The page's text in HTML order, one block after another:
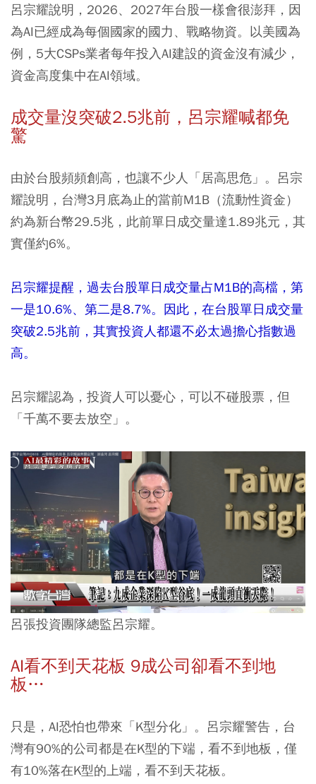
呂宗耀說明，2026、2027年台股一樣會很澎拜，因
為AI已經成為每個國家的國力、戰略物資。以美國為
例，5大CSPs業者每年投入AI建設的資金沒有減少，
資金高度集中在AI領域。
成交量沒突破2.5兆前，呂宗耀喊都免
驚
由於台股頻頻創高，也讓不少人「居高思危」。呂宗
耀說明，台灣3月底為止的當前M1B（流動性資金）
約為新台幣29.5兆，此前單日成交量達1.89兆元，其
實僅約6%。
呂宗耀提醒，過去台股單日成交量占M1B的高檔，第
一是10.6%、第二是8.7%。因此，在台股單日成交量
突破2.5兆前，其實投資人都還不必太過擔心指數過
高。
呂宗耀認為，投資人可以憂心，可以不碰股票，但
「千萬不要去放空」。
呂張投資團隊總監呂宗耀。
AI看不到天花板 9成公司卻看不到地
板…
只是，AI恐怕也帶來「K型分化」。呂宗耀警告，台
灣有90%的公司都是在K型的下端，看不到地板，僅
有10%落在K型的上端，看不到天花板。